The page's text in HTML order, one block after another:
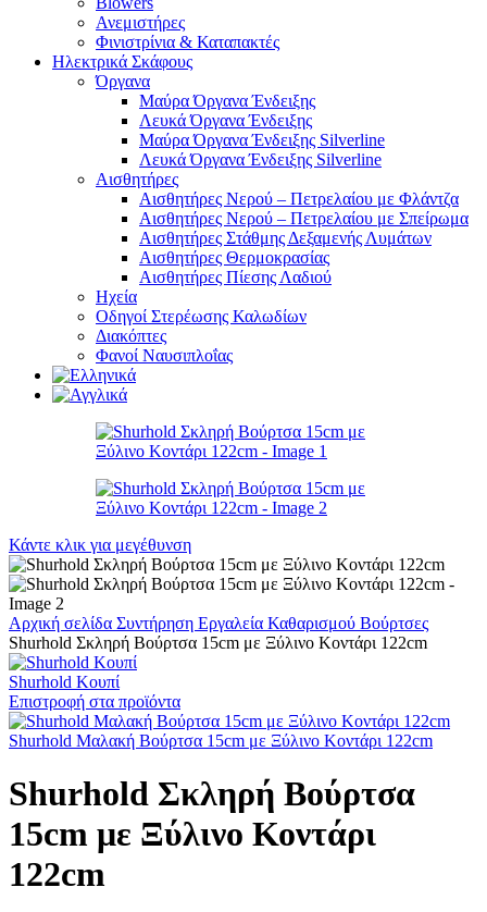
Ανεμιστήρες
Φινιστρίνια & Καταπακτές
Ηλεκτρικά Σκάφους
Όργανα
Μαύρα Όργανα Ένδειξης
Λευκά Όργανα Ένδειξης
Μαύρα Όργανα Ένδειξης Silverline
Λευκά Όργανα Ένδειξης Silverline
Αισθητήρες
Αισθητήρες Νερού – Πετρελαίου με Φλάντζα
Αισθητήρες Νερού – Πετρελαίου με Σπείρωμα
Αισθητήρες Στάθμης Δεξαμενής Λυμάτων
Αισθητήρες Θερμοκρασίας
Αισθητήρες Πίεσης Λαδιού
Ηχεία
Οδηγοί Στερέωσης Καλωδίων
Διακόπτες
Φανοί Ναυσιπλοΐας
Κάντε κλικ για μεγέθυνση
Αρχική σελίδα Συντήρηση Εργαλεία Καθαρισμού Βούρτσες
Shurhold Σκληρή Βούρτσα 15cm με Ξύλινο Κοντάρι 122cm
Shurhold Κουπί
Επιστροφή στα προϊόντα
Shurhold Μαλακή Βούρτσα 15cm με Ξύλινο Κοντάρι 122cm
Shurhold Σκληρή Βούρτσα
15cm με Ξύλινο Κοντάρι
122cm